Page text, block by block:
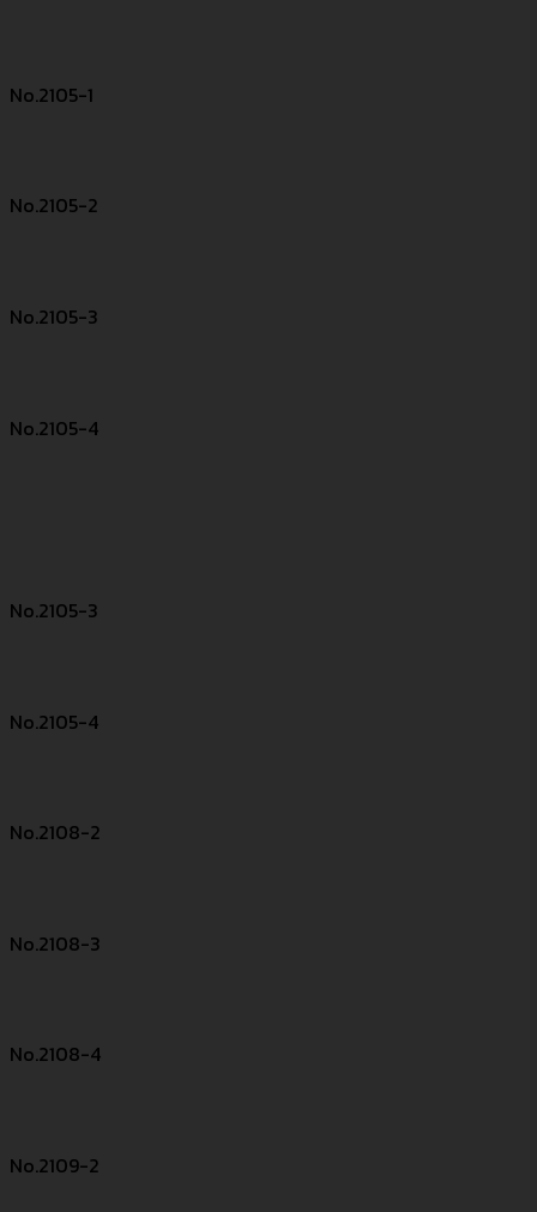
No.2105-1
No.2105-2
No.2105-3
No.2105-4
No.2105-3
No.2105-4
No.2108-2
No.2108-3
No.2108-4
No.2109-2